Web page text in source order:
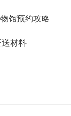
馆预约攻略
材料